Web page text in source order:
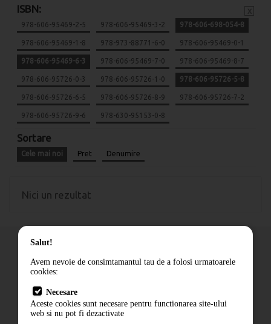
ISBN:
978-606-95469-2-5 978-606-95469-3-2 978-606-698-054-8
978-606-95469-1-8 978-973-88771-6-0 978-606-95469-0-1
978-606-95469-6-3 978-606-95469-7-0 978-606-95469-8-7
978-606-95726-0-3 978-606-95726-1-0 978-606-95726-5-8
978-606-95726-6-5 978-606-95726-8-9 978-606-95726-7-2
978-606-95726-9-6 978-630-95153-0-8
Sortare
Cele mai noi Pret Denumire
Nici un rezultat
Cum comand
Livrare
Contact
Salut!
Avem nevoie de consimtamantul tau de a folosi urmatoarele
cookies:
Necesare
Aceste cookies sunt necesare pentru functionarea site-ului
web si nu pot fi dezactivate